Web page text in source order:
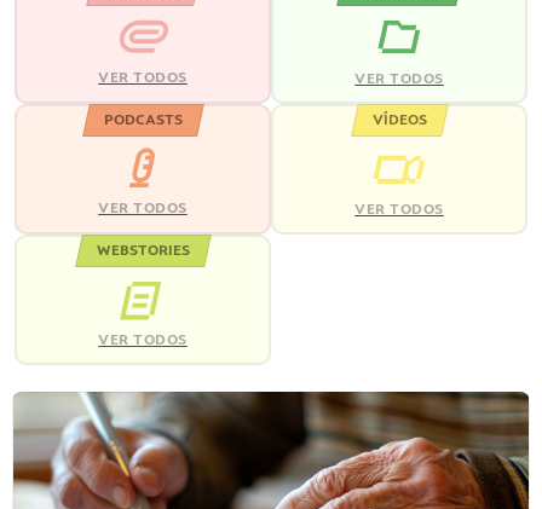
VER TODOS VER TODOS
PODCASTS
VER TODOS
VÍDEOS
VER TODOS
WEBSTORIES
VER TODOS